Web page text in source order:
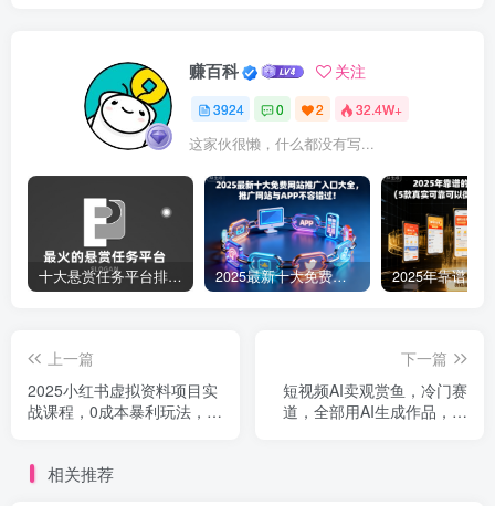
赚百科 关注
3924 0 2 32.4W+
这家伙很懒，什么都没有写...
十大悬赏任务平台排行榜（全网最好的悬赏任务平台） 2025最新十大免费网站推广入口大全，推广网站与APP不容错过！
上一篇
2025小红书虚拟资料项目实
战课程，0成本暴利玩法，简
下一篇
短视频AI卖观赏鱼，冷门赛
道，全部用AI生成作品，卖
相关推荐